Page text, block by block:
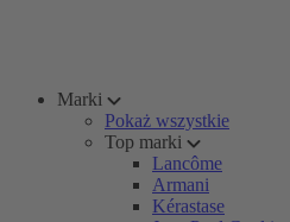
Marki
Pokaż wszystkie
Top marki
Lancôme
Armani
Kérastase